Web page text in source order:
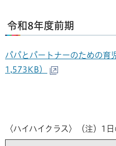
令和8年度前期
パパとパートナーのための育
1,573KB）
〈ハイハイクラス〉（注）1